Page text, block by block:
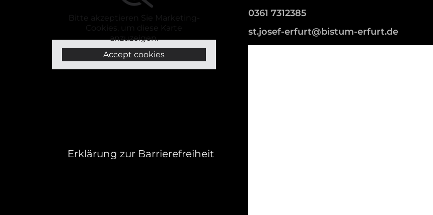
Bitte akzeptieren Sie Marketing-
Cookies, um diese Karte
anzuzeigen.
Accept cookies
Erklärung zur Barrierefreiheit
0361 7312385
st.josef-erfurt@bistum-erfurt.de